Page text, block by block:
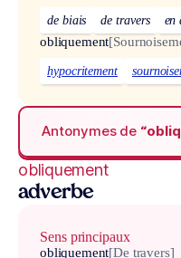
de biais de travers en
obliquement
hypocritement
Antonymes de
obliquement
adverbe
Sens principaux
obliquement[De travers]